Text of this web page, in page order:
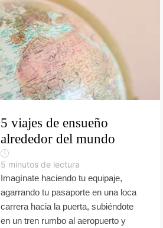
5 viajes de ensueño
alrededor del mundo
5 minutos de lectura
Imagínate haciendo tu equipaje,
agarrando tu pasaporte en una loca
carrera hacia la puerta, subiéndote
en un tren rumbo al aeropuerto y